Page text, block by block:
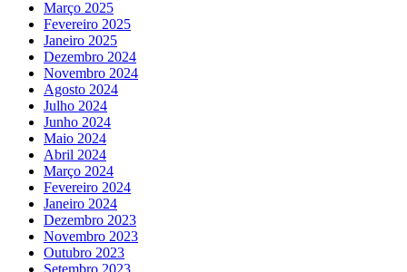
Março 2025
Fevereiro 2025
Janeiro 2025
Dezembro 2024
Novembro 2024
Agosto 2024
Julho 2024
Junho 2024
Maio 2024
Abril 2024
Março 2024
Fevereiro 2024
Janeiro 2024
Dezembro 2023
Novembro 2023
Outubro 2023
Setembro 2023